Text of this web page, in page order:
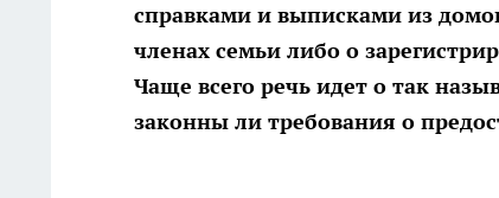
справками и выписками из
членах семьи либо о
Чаще всего речь идет о так
законны ли требования о